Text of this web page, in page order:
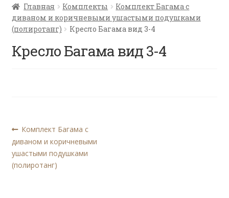
Все о ротанге
Ротанг оптом
Главная Комплекты
Комплект Багама с
диваном и коричневыми ушастыми подушками
(полиротанг)
Кресло Багама вид 3-4
Кресло Багама вид 3-4
Навигация
по
записям
Предыдущая
запись:
Комплект Багама с
диваном и коричневыми
ушастыми подушками
(полиротанг)